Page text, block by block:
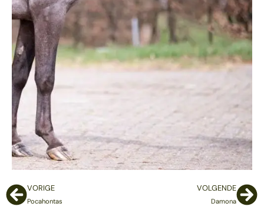
VORIGE
Pocahontas
VOLGENDE
Damona